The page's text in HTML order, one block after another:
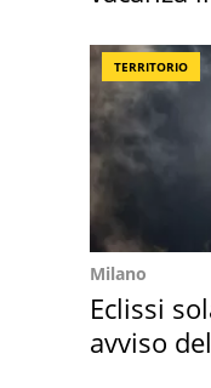
TERRITORIO
Milano
Eclissi
avviso